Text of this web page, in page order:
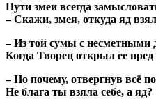
Пути змеи всегда
– Скажи, змея, откуда яд
– Из той сумы с несметными
Когда Творец открыл ее
– Но почему, отвергнув всё
Не блага ты взяла себе, а яд?